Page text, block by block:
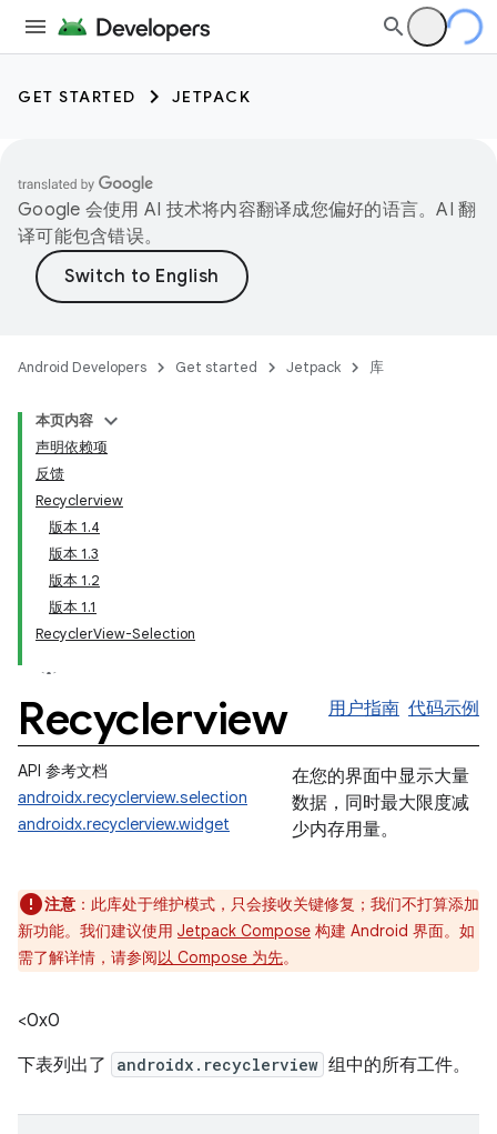
GET STARTED JETPACK
Google 会使用 AI 技术将内容翻译成您偏好的语言。AI 翻
译可能包含错误。
Android Developers Get started Jetpack 库
本页内容
声明依赖项
反馈
Recyclerview
版本 1.4
版本 1.3
版本 1.2
版本 1.1
RecyclerView-Selection
Recyclerview 用户指南 代码示例
API 参考文档
androidx.recyclerview.selection
androidx.recyclerview.widget
在您的界面中显示大量
数据，同时最大限度减
少内存用量。
注意 ：此库处于维护模式，只会接收关键修复；我们不打算添加
新功能。我们建议使用 Jetpack Compose 构建 Android 界面。如
需了解详情，请参阅以 Compose 为先。
<0x0
下表列出了
androidx.recyclerview 组中的所有工件。